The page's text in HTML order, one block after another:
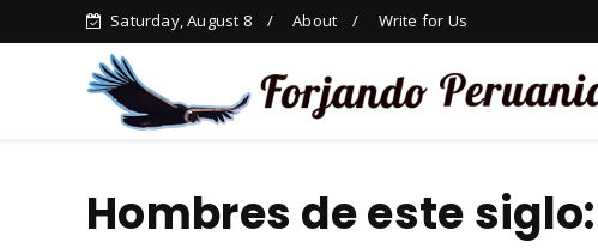
Saturday, August 8 About Write for Us
Hombres de este